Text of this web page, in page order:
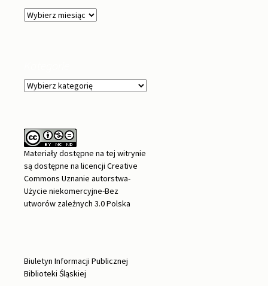
Archiwa
Kategorie
Materiały dostępne na tej witrynie
są dostępne na licencji Creative
Commons Uznanie autorstwa-
Użycie niekomercyjne-Bez
utworów zależnych 3.0 Polska
Biuletyn Informacji Publicznej
Biblioteki Śląskiej